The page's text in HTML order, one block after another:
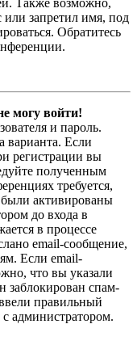
Также возможно,
или запретил имя, под
Обратитесь
могу войти!
и пароль.
варианта. Если
регистрации вы
полученным
требуется,
активированы
до входа в
в процессе
email-сообщение,
Если email-
что вы указали
заблокирован спам-
правильный
с администратором.